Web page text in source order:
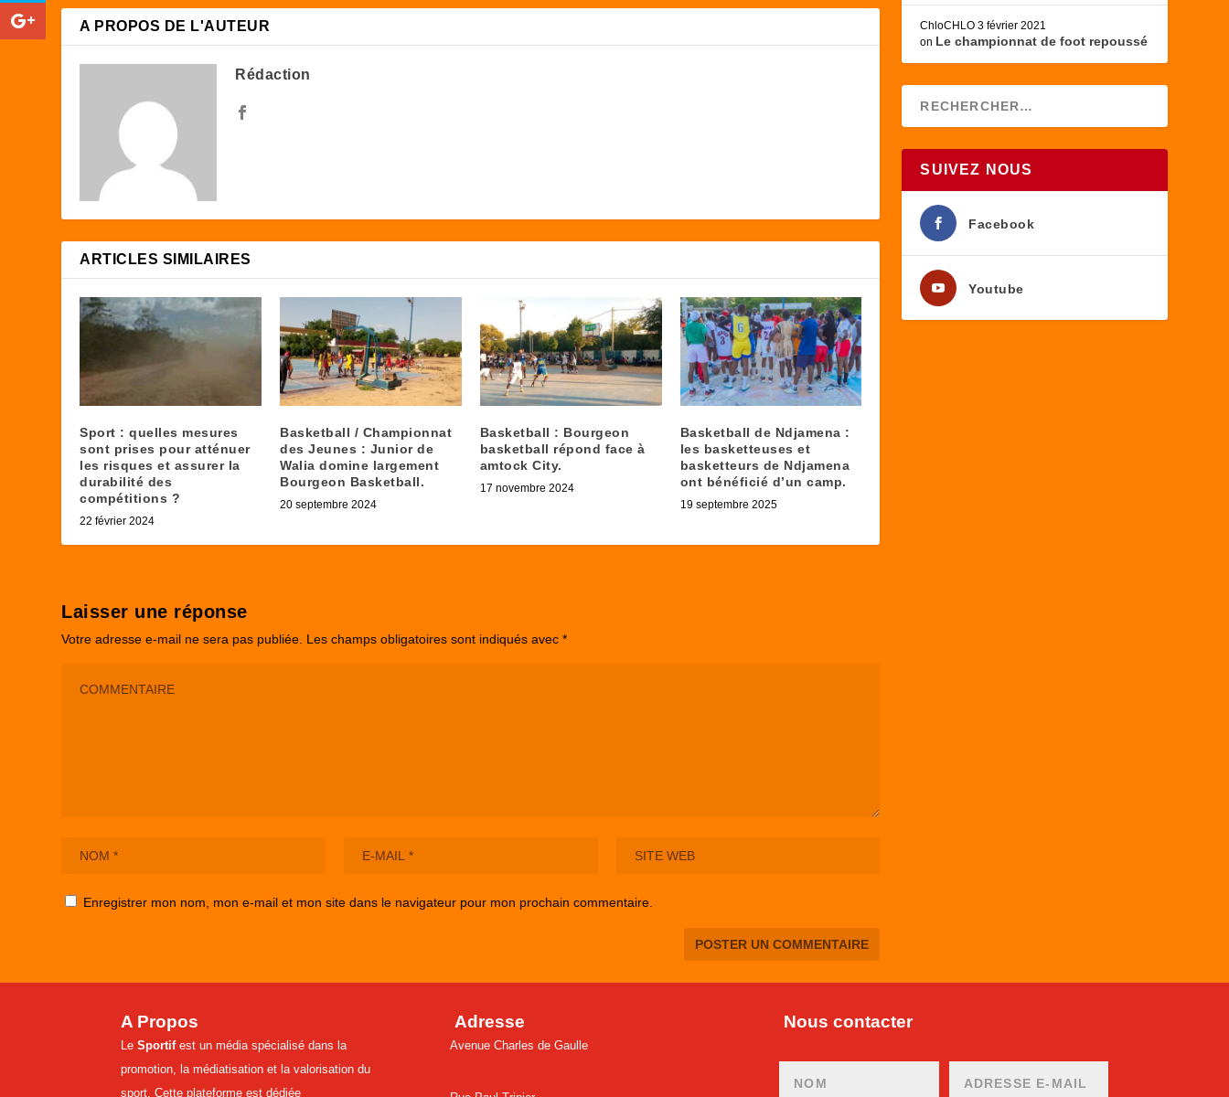
A PROPOS DE L'AUTEUR
Rédaction
ARTICLES SIMILAIRES
Sport : quelles mesures
sont prises pour atténuer
les risques et assurer la
durabilité des
compétitions ?
22 février 2024
Basketball / Championnat
des Jeunes : Junior de
Walia domine largement
Bourgeon Basketball.
20 septembre 2024
Basketball : Bourgeon
basketball répond face à
amtock City.
17 novembre 2024
Basketball de Ndjamena :
les basketteuses et
basketteurs de Ndjamena
ont bénéficié d’un camp.
19 septembre 2025
Laisser une réponse
Votre adresse e-mail ne sera pas publiée. Les champs obligatoires sont indiqués avec*
Enregistrer mon nom, mon e-mail et mon site dans le navigateur pour mon prochain commentaire.
ChloCHLO 3 février 2021
on Le championnat de foot repoussé
SUIVEZ NOUS
Facebook
Youtube
A Propos
Le Sportifest un média spécialisé dans la
promotion, la médiatisation et la valorisation du
sport. Cette plateforme est dédiée
Adresse
Avenue Charles de Gaulle
Nous contacter